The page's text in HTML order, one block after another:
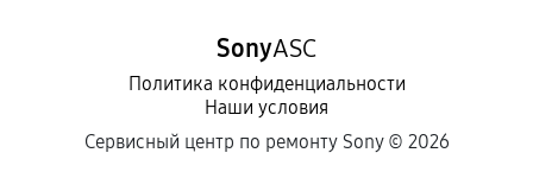
SonyASC
Политика конфиденциальности
Наши условия
Сервисный центр по ремонту Sony © 2026